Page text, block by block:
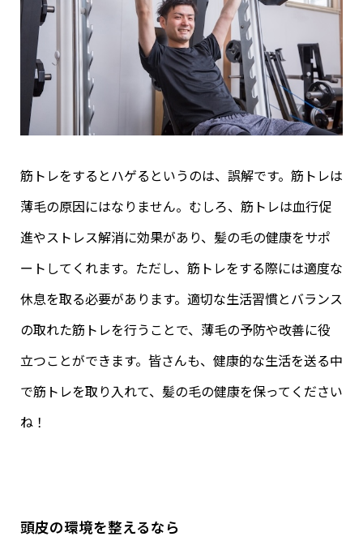
筋トレをするとハゲるというのは、誤解です。筋トレは
薄毛の原因にはなりません。むしろ、筋トレは血行促
進やストレス解消に効果があり、髪の毛の健康をサポ
ートしてくれます。ただし、筋トレをする際には適度な
休息を取る必要があります。適切な生活習慣とバランス
の取れた筋トレを行うことで、薄毛の予防や改善に役
立つことができます。皆さんも、健康的な生活を送る中
で筋トレを取り入れて、髪の毛の健康を保ってください
ね！
頭皮の環境を整えるなら